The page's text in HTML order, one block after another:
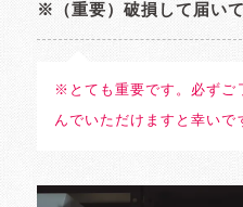
※（重要）破損して届い
※とても重要です。必ずご
んでいただけますと幸いで